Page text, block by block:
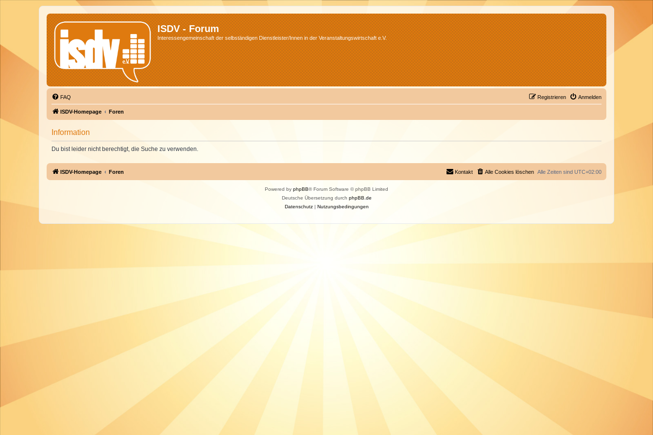
ISDV - Forum
Interessengemeinschaft der selbständigen Dienstleister/Innen in der Veranstaltungswirtschaft e.V.
FAQ Anmelden
Registrieren
ISDV-Homepage Foren
Information
Du bist leider nicht berechtigt, die Suche zu verwenden.
ISDV-Homepage Foren Alle Zeiten sind UTC+02:00
Alle Cookies löschen
Kontakt
Powered by phpBB® Forum Software © phpBB Limited
Deutsche Übersetzung durch phpBB.de
Datenschutz| Nutzungsbedingungen